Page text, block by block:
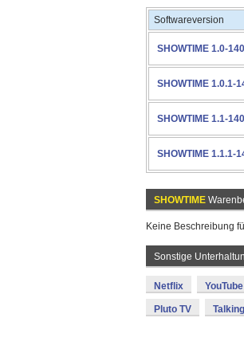
Softwareversion
SHOWTIME 1.0-
SHOWTIME 1.0.1-
SHOWTIME 1.1-
SHOWTIME 1.1.1-
SHOWTIME
Keine Beschreibung
Sonstige
Netflix
Pluto TV